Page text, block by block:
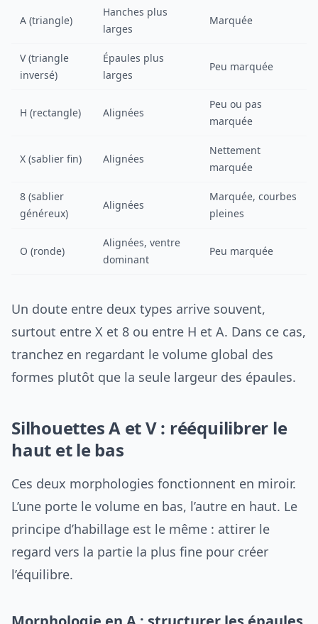
A (triangle)
Hanches plus
larges
Marquée
V (triangle
inversé)
Épaules plus
larges
Peu marquée
H (rectangle) Alignées
Peu ou pas
marquée
X (sablier fin) Alignées
Nettement
marquée
8 (sablier
généreux)
Alignées
Marquée, courbes
pleines
O (ronde)
Alignées, ventre
dominant
Peu marquée
Un doute entre deux types arrive souvent,
surtout entre X et 8 ou entre H et A. Dans ce cas,
tranchez en regardant le volume global des
formes plutôt que la seule largeur des épaules.
Silhouettes A et V : rééquilibrer le
haut et le bas
Ces deux morphologies fonctionnent en miroir.
L’une porte le volume en bas, l’autre en haut. Le
principe d’habillage est le même : attirer le
regard vers la partie la plus fine pour créer
l’équilibre.